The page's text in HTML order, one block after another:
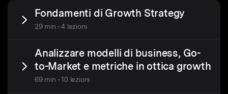
Fondamenti di Growth Strategy
29 min • 4 lezioni
Analizzare modelli di business, Go-
to-Market e metriche in ottica growth
69 min • 10 lezioni